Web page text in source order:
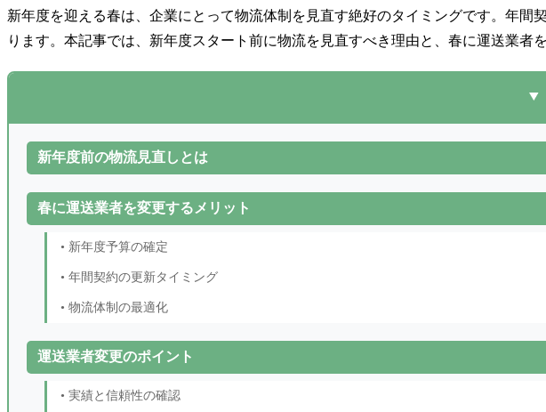
新年度を迎える春は、企業にとって物流体制を見直す絶好のタイミングです。年
ります。本記事では、新年度スタート前に物流を見直すべき理由と、春に運送業者
新年度前の物流見直しとは
春に運送業者を変更するメリット
• 新年度予算の確定
• 年間契約の更新タイミング
• 物流体制の最適化
運送業者変更のポイント
• 実績と信頼性の確認